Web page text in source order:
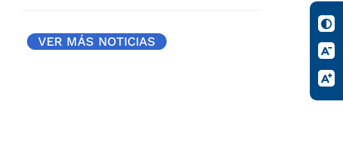
VER MÁS NOTICIAS